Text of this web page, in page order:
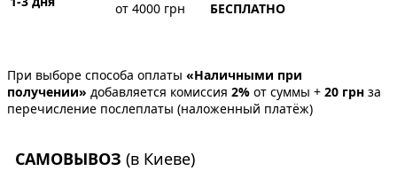
от 4000 грн
БЕСПЛАТНО
При выборе способа оплаты «Наличными при
получении» добавляется комиссия 2% от суммы + 20 грн за
перечисление послеплаты (наложенный платёж)
САМОВЫВОЗ (в Киеве)